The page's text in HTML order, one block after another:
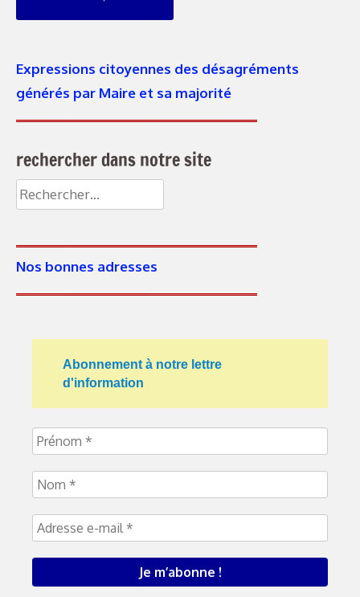
Expressions citoyennes des désagréments
générés par Maire et sa majorité
rechercher dans notre site
Rechercher :
Nos bonnes adresses
Abonnement à notre lettre
d'information